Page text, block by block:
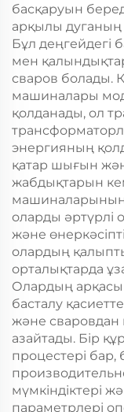
басқаруын
арқылы дуганың
Бұл деңгейдегі
мен
сваров болады.
машиналары
қолданады, ол
энергияның
қатар шығын
жабдықтарын
оларды әртүрлі
және
олардың
орталықтарда
Олардың
басталу
және сваровдан
азайтады. Бір
процестері
мүмкіндіктері
параметрлері